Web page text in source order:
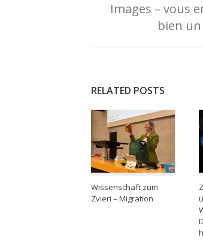
Images – vous
bien un
RELATED POSTS
Wissenschaft zum
Zvieri – Migration